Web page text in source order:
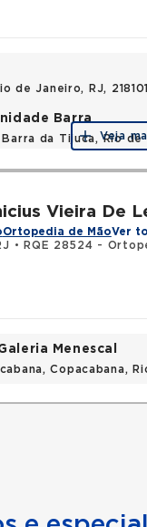
de Janeiro, RJ,
Barra
da Tijuca, Rio de
Veja
Vieira De
Ortopedia de MãoVer
• RQE 28524 -
Menescal
Copacabana,